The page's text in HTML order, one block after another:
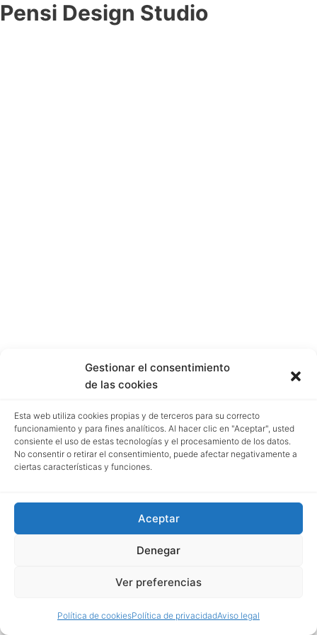
Gestionar el consentimiento
de las cookies
Esta web utiliza cookies propias y de terceros para su correcto
funcionamiento y para fines analíticos. Al hacer clic en "Aceptar", usted
consiente el uso de estas tecnologías y el procesamiento de los datos.
No consentir o retirar el consentimiento, puede afectar negativamente a
ciertas características y funciones.
Aceptar
Denegar
Ver preferencias
Política de cookiesPolítica de privacidadAviso legal
Pensi Design Studio